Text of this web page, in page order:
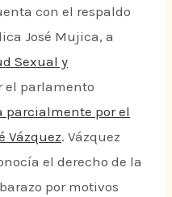
con el respaldo
José Mujica, a
Sexual y
el parlamento
parcialmente por el
Vázquez. Vázquez
el derecho de la
por motivos